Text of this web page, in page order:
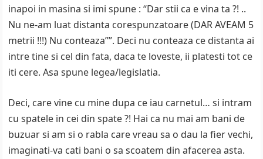
inapoi in masina si imi spune : “Dar stii ca e vina ta ?! ..
Nu ne-am luat distanta corespunzatoare (DAR AVEAM 5
metrii !!!) Nu conteaza””. Deci nu conteaza ce distanta ai
intre tine si cel din fata, daca te loveste, ii platesti tot ce
iti cere. Asa spune legea/legislatia.
Deci, care vine cu mine dupa ce iau carnetul… si intram
cu spatele in cei din spate ?! Hai ca nu mai am bani de
buzuar si am si o rabla care vreau sa o dau la fier vechi,
imaginati-va cati bani o sa scoatem din afacerea asta.